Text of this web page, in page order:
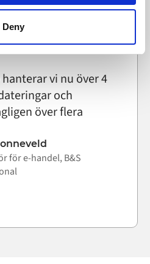
This could affect the
however. We also use third-
certain Alumio services
Deny
vi nu över 4
och
över flera
för e-handel, B&S